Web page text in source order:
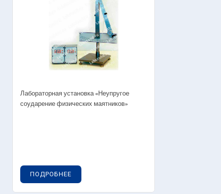
Лабораторная установка «Неупругое
соударение физических маятников»
ПОДРОБНЕЕ